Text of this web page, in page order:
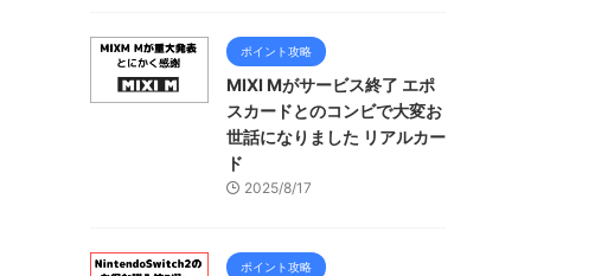
ポイント攻略
MIXI Mがサービス終了 エポ
スカードとのコンビで大変お
世話になりました リアルカー
ド
2025/8/17
ポイント攻略